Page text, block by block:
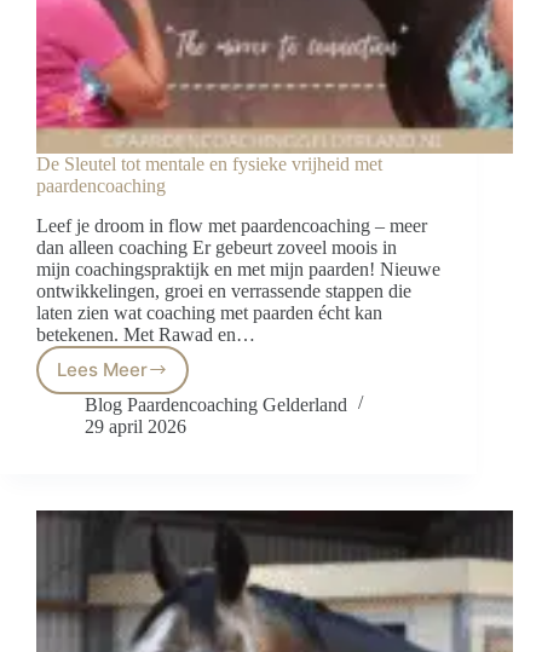
De Sleutel tot mentale en fysieke vrijheid met
paardencoaching
Leef je droom in flow met paardencoaching – meer
dan alleen coaching Er gebeurt zoveel moois in
mijn coachingspraktijk en met mijn paarden! Nieuwe
ontwikkelingen, groei en verrassende stappen die
laten zien wat coaching met paarden écht kan
betekenen. Met Rawad en…
Lees Meer
De
Sleutel
tot
vrijheid
paardencoaching
Blog Paardencoaching Gelderland
29 april 2026